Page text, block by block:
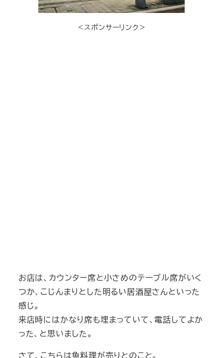
＜スポンサーリンク＞
お店は、カウンター席と小さめのテーブル席がいく
つか、こじんまりとした明るい居酒屋さんといった
感じ。
来店時にはかなり席も埋まっていて、電話してよか
った、と思いました。
さて、こちらは魚料理が売りとのこと。